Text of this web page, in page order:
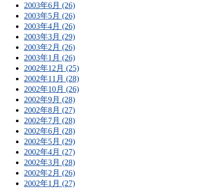
2003年6月 (26)
2003年5月 (26)
2003年4月 (26)
2003年3月 (29)
2003年2月 (26)
2003年1月 (26)
2002年12月 (25)
2002年11月 (28)
2002年10月 (26)
2002年9月 (28)
2002年8月 (27)
2002年7月 (28)
2002年6月 (28)
2002年5月 (29)
2002年4月 (27)
2002年3月 (28)
2002年2月 (26)
2002年1月 (27)